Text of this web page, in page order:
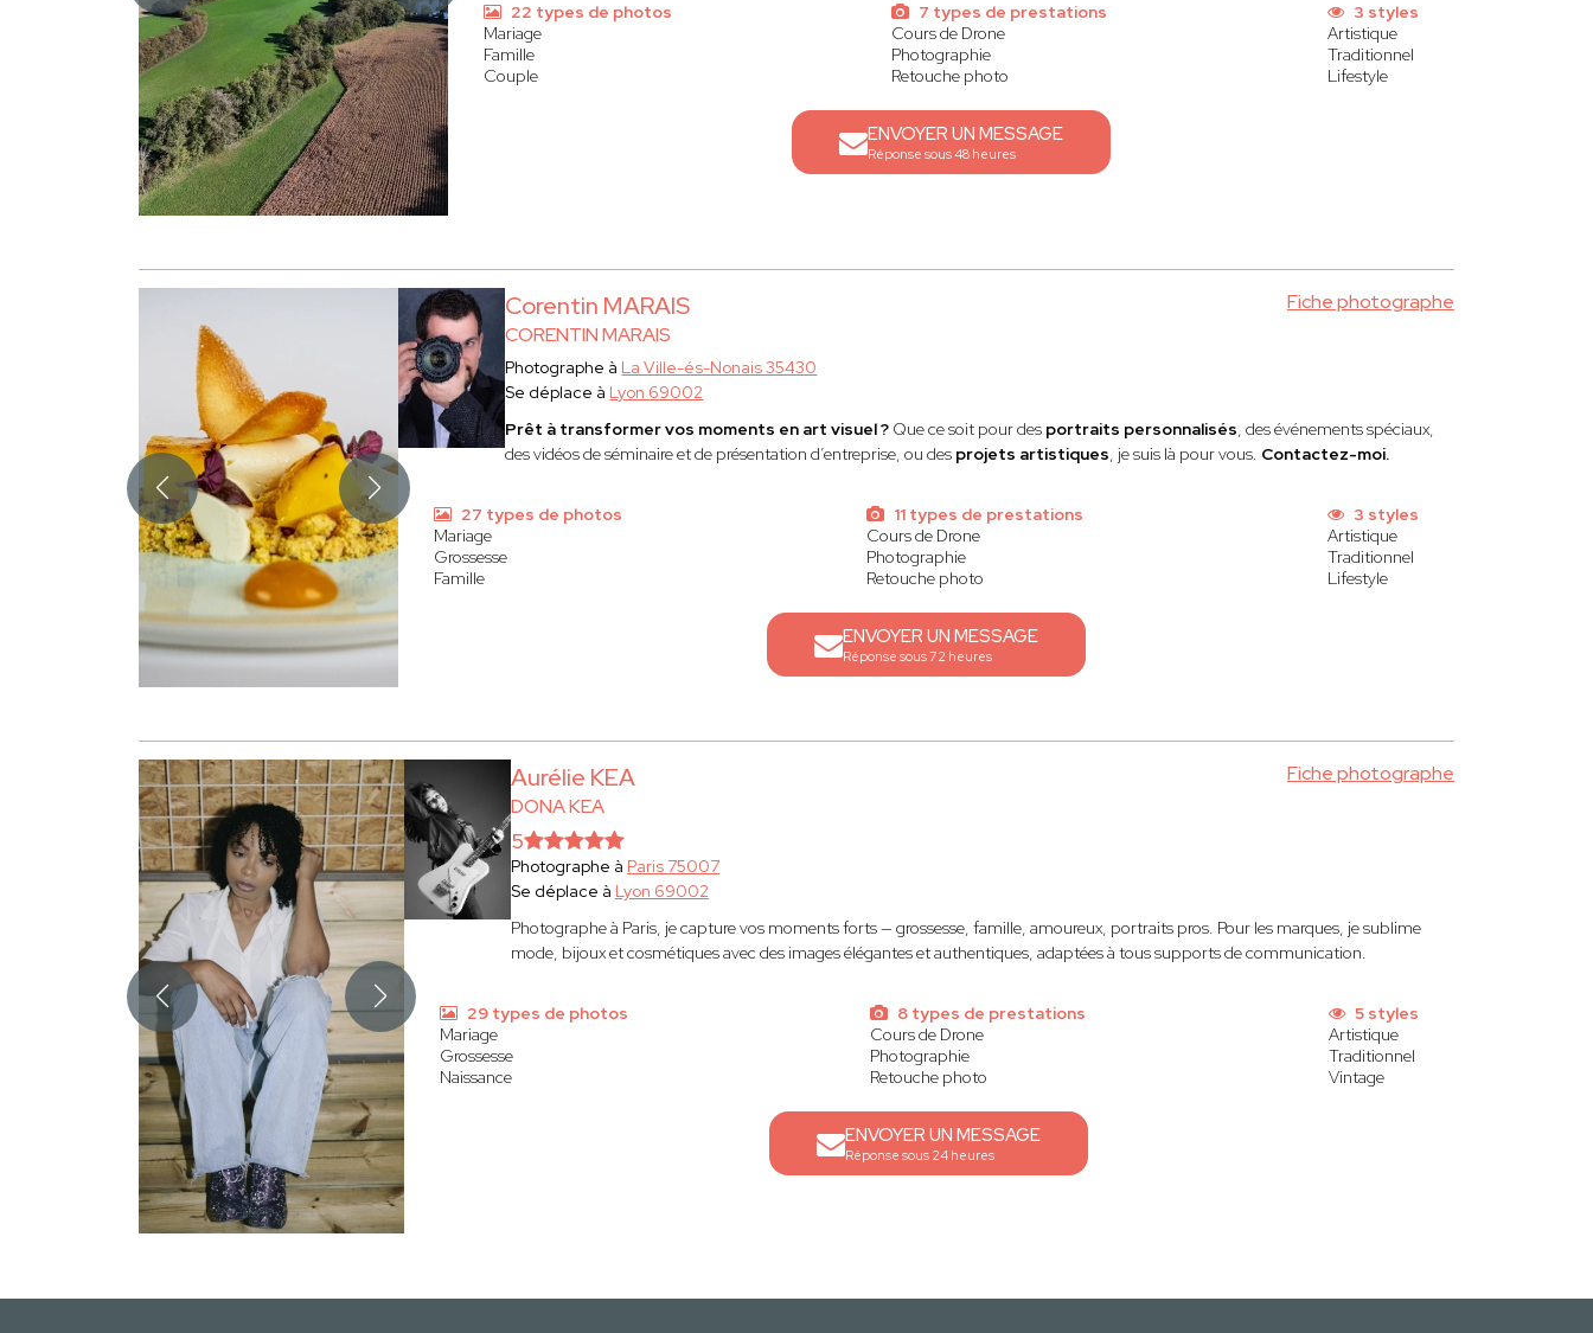
22 types de photos
Mariage
Famille
Couple
7 types de prestations
Cours de Drone
Photographie
Retouche photo
3 styles
Artistique
Traditionnel
Lifestyle
ENVOYER UN MESSAGE
Réponse sous 48 heures
Corentin MARAIS
CORENTIN MARAIS
Fiche photographe
Photographe à La Ville-és-Nonais 35430
Se déplace à Lyon 69002
Prêt à transformer vos moments en art visuel ? Que ce soit pour des portraits personnalisés, des événements spéciaux,
des vidéos de séminaire et de présentation d’entreprise, ou des projets artistiques, je suis là pour vous. Contactez-moi.
27 types de photos
Mariage
Grossesse
Famille
11 types de prestations
Cours de Drone
Photographie
Retouche photo
3 styles
Artistique
Traditionnel
Lifestyle
ENVOYER UN MESSAGE
Réponse sous 72 heures
Aurélie KEA
DONA KEA
Fiche photographe
5
Photographe à Paris 75007
Se déplace à Lyon 69002
Photographe à Paris, je capture vos moments forts — grossesse, famille, amoureux, portraits pros. Pour les marques, je sublime
mode, bijoux et cosmétiques avec des images élégantes et authentiques, adaptées à tous supports de communication.
29 types de photos
Mariage
Grossesse
Naissance
8 types de prestations
Cours de Drone
Photographie
Retouche photo
5 styles
Artistique
Traditionnel
Vintage
ENVOYER UN MESSAGE
Réponse sous 24 heures